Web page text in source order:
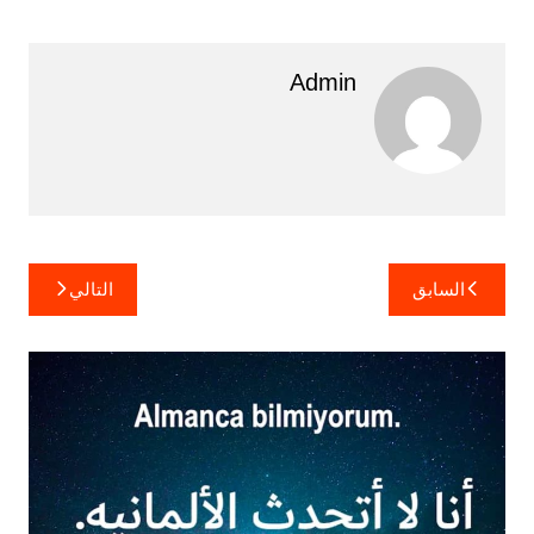
Admin
تصفّح
المقالات
السابق التالي